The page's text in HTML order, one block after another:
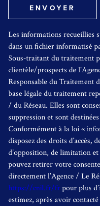
ENVOYER
Les informations recueillies
dans un fichier informatisé
Sous-traitant du traitement
clientèle/prospects de
Responsable du Traitement
base légale du traitement
/ du Réseau. Elles sont
suppression et sont
Conformément à la loi «
disposez des droits d’accès,
d’opposition, de limitation
pouvez retirer votre
directement l’Agence / Le
https://cnil.fr/frpour plus
estimez, après avoir